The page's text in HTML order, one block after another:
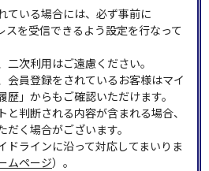
いる場合には、必ず事前に
スを受信できるよう設定を行なって
次利用はご遠慮ください。
員登録をされているお客様はマイ
」からもご確認いただけます。
判断される内容が含まれる場合、
く場合がございます。
ラインに沿って対応してまいりま
ムページ）。